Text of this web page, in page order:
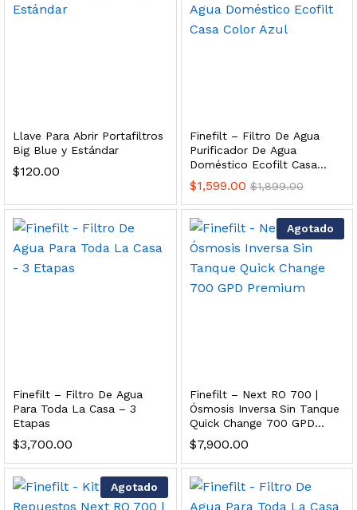
Llave Para Abrir Portafiltros
Big Blue y Estándar
$120.00
Finefilt – Filtro De Agua
Purificador De Agua
Doméstico Ecofilt Casa
Color Azul
$1,599.00 $1,899.00
Finefilt – Filtro De Agua
Para Toda La Casa – 3
Etapas
$3,700.00
Agotado
Finefilt – Next RO 700 |
Ósmosis Inversa Sin Tanque
Quick Change 700 GPD
Premium
$7,900.00
Agotado
2,899.00
al carrito
de Agua | Repuesto (con Polifosfatos)
SS304 Natural Cepillado | Agua Purificada
699.00
al carrito